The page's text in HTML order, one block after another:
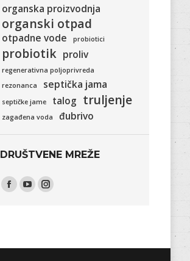
organska proizvodnja
organski otpad
otpadne vode probiotici
probiotik proliv
regenerativna poljoprivreda
rezonanca
septička jama
septičke jame talog truljenje
zagađena voda đubrivo
DRUŠTVENE MREŽE
Find us on:
Facebook
YouTubeInstagram